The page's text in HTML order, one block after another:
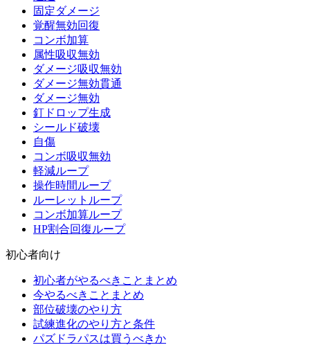
固定ダメージ
覚醒無効回復
コンボ加算
属性吸収無効
ダメージ吸収無効
ダメージ無効貫通
ダメージ無効
釘ドロップ生成
シールド破壊
自傷
コンボ吸収無効
軽減ループ
操作時間ループ
ルーレットループ
コンボ加算ループ
HP割合回復ループ
初心者向け
初心者がやるべきことまとめ
今やるべきことまとめ
部位破壊のやり方
試練進化のやり方と条件
パズドラパスは買うべきか